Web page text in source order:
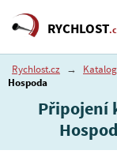
RYCHLOST
Rychlost.cz →
Hospoda
Připojení